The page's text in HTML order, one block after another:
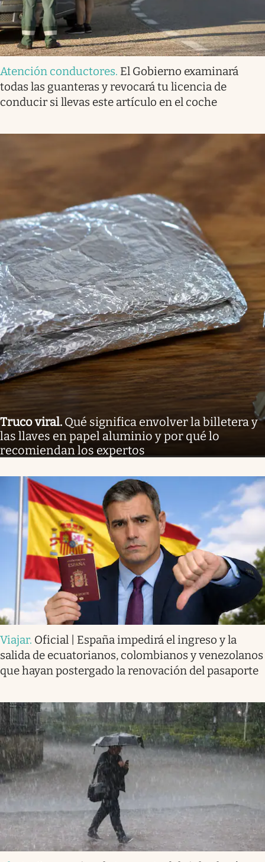
Atención conductores. El Gobierno examinará
todas las guanteras y revocará tu licencia de
conducir si llevas este artículo en el coche
Truco viral. Qué significa envolver la billetera y
las llaves en papel aluminio y por qué lo
recomiendan los expertos
Viajar. Oficial | España impedirá el ingreso y la
salida de ecuatorianos, colombianos y venezolanos
que hayan postergado la renovación del pasaporte